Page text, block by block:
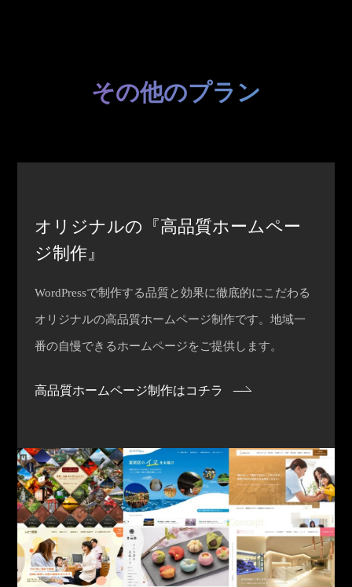
その他のプラン
オリジナルの『高品質ホームペー
ジ制作』
WordPressで制作する品質と効果に徹底的にこだわる
オリジナルの高品質ホームページ制作です。地域一
番の自慢できるホームページをご提供します。
高品質ホームページ制作はコチラ